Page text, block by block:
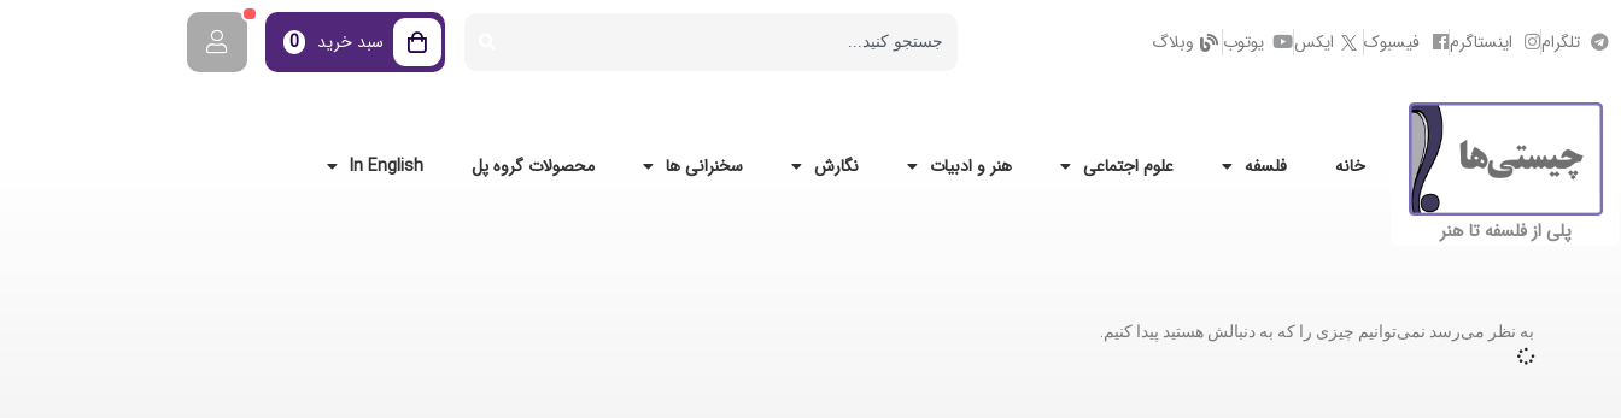
تلگرام اینستاگرم فیسبوک ایکس یوتوب وبلاگ سبد خرید 0
پلی از فلسفه تا هنر
خانه فلسفه علوم اجتماعی هنر و ادبیات نگارش سخنرانی ها محصولات گروه پل In English
به نظر می‌رسد نمی‌توانیم چیزی را که به دنبالش هستید پیدا کنیم.